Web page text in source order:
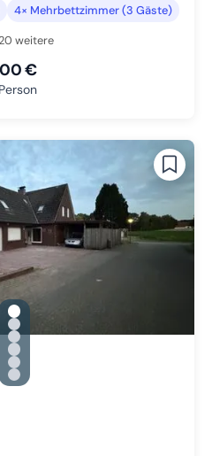
4× Mehrbettzimmer (3 Gäste)
weitere
€
gallery.slide_selector
Zu Slide 1 wechseln
Zu Slide 2 wechseln
Zu Slide 3 wechseln
Zu Slide 4 wechseln
Zu Slide 5 wechseln
Zu Slide 6 wechseln